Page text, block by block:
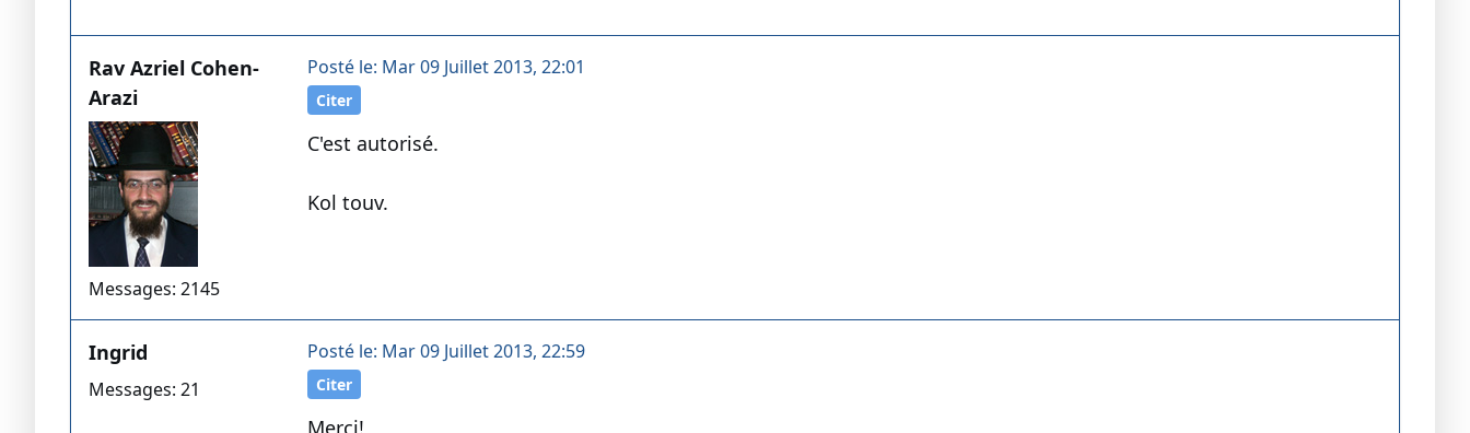
Rav Azriel Cohen-
Arazi
Messages: 2145
Posté le: Mar 09 Juillet 2013, 22:01
Citer
C'est autorisé.
Kol touv.
Ingrid
Messages: 21
Posté le: Mar 09 Juillet 2013, 22:59
Citer
Merci!